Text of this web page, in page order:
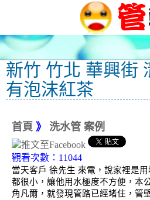
新竹 竹北 華興街
有泡沫紅茶
首頁 》 洗水管 案例
觀看次數：11044
當天客戶 徐先生 來電，說家裡是
都很小，讓他用水極度不方便，本
角凡爾，就發現管路已經堵住，管